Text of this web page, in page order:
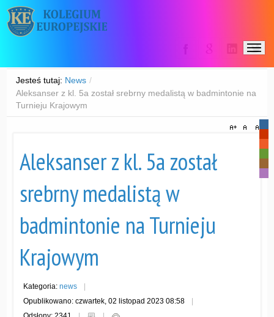
Jesteś tutaj: News /
Aleksanser z kl. 5a został srebrny medalistą w badmintonie na
Turnieju Krajowym
Aleksanser z kl. 5a został
srebrny medalistą w
badmintonie na Turnieju
Krajowym
Kategoria:news
Opublikowano: czwartek, 02 listopad 2023 08:58